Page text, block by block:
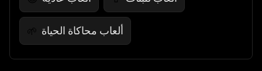
🌱 ألعاب محاكاة الحياة